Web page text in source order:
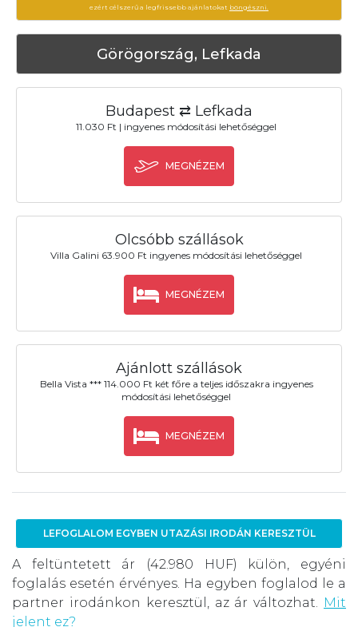
ezért célszerű a legfrissebb ajánlatokat böngészni.
Görögország, Lefkada
Budapest ⇄ Lefkada
11.030 Ft | ingyenes módosítási lehetőséggel
MEGNÉZEM
Olcsóbb szállások
Villa Galini 63.900 Ft ingyenes módosítási lehetőséggel
MEGNÉZEM
Ajánlott szállások
Bella Vista *** 114.000 Ft két főre a teljes időszakra ingyenes
módosítási lehetőséggel
MEGNÉZEM
LEFOGLALOM EGYBEN UTAZÁSI IRODÁN KERESZTÜL
A feltüntetett ár (42.980 HUF) külön, egyéni
foglalás esetén érvényes. Ha egyben foglalod le a
partner irodánkon keresztül, az ár változhat. Mit
jelent ez?